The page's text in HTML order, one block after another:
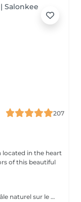
207
located in the heart
Le tanning vous permettra d'avoir un joli hâle naturel sur le visage et le décolleté pour une durée de 8-10 jours. Ce soin est parfait pour vous donner bonne mine, pour une soirée, avant de partir en vacances pour avoir tout de suite un teint halé et ainsi éviter de vous maquiller Conseils avant de venir à la séance : -Effectuez un gommage du visage la veille pour que la peau puisse mieux absorber le produit bronzant.